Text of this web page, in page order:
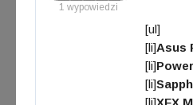
1 wypowiedzi
[ul]
[li]Asus
[li]
[li]
[li]XFX